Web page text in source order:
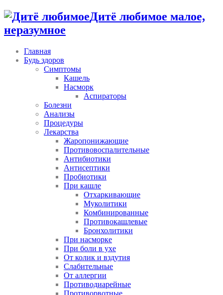
Дитё любимое малое,
неразумное
Главная
Будь здоров
Симптомы
Кашель
Насморк
Аспираторы
Болезни
Анализы
Процедуры
Лекарства
Жаропонижающие
Противовоспалительные
Антибиотики
Антисептики
Пробиотики
При кашле
Отхаркивающие
Муколитики
Комбинированные
Противокашлевые
Бронхолитики
При насморке
При боли в ухе
От колик и вздутия
Слабительные
От аллергии
Противодиарейные
Противорвотные